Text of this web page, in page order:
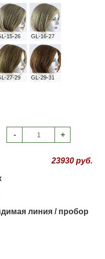
15-26 GL-16-27
27-29 GL-29-31
- +
23930 руб.
линия / пробор